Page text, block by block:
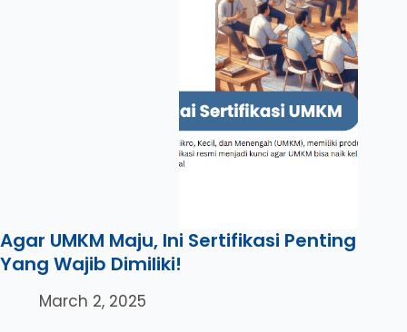
Agar UMKM Maju, Ini Sertifikasi Penting
Yang Wajib Dimiliki!
March 2, 2025